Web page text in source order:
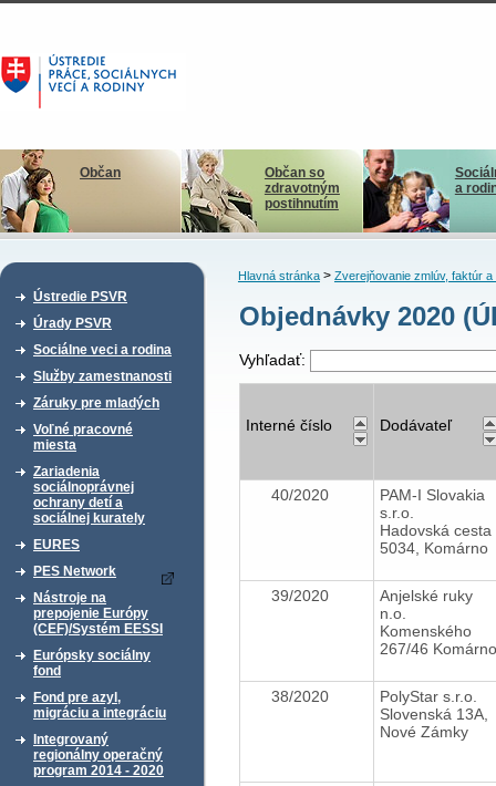
Občan
Občan so
zdravotným
postihnutím
a
Ústredie PSVR
Úrady PSVR
Sociálne veci a rodina
Služby zamestnanosti
Záruky pre mladých
Voľné pracovné
miesta
Zariadenia
sociálnoprávnej
ochrany detí a
sociálnej kurately
EURES
PES Network
Nástroje na
prepojenie Európy
(CEF)/Systém EESSI
Európsky sociálny
fond
Fond pre azyl,
migráciu a integráciu
Integrovaný
regionálny operačný
program 2014 - 2020
Hlavná stránka> Zverejňovanie zmlúv, faktúr a
Objednávky 2020
Vyhľadať:
Interné číslo Dodávateľ
40/2020
PAM-I Slovakia
s.r.o.
Hadovská cesta
5034, Komárno
39/2020
Anjelské ruky
n.o.
Komenského
267/46 Komárno
38/2020
PolyStar s.r.o.
Slovenská 13A,
Nové Zámky